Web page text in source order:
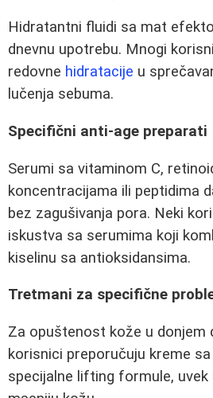
Hidratantni fluidi sa mat
dnevnu upotrebu. Mnogi
redovne hidratacije u
lučenja sebuma.
Specifični anti-age preparati
Serumi sa vitaminom C,
koncentracijama ili peptidima
bez zagušivanja pora. Neki
iskustva sa serumima koji
kiselinu sa antioksidansima.
Tretmani za specifične
Za opuštenost kože u donjem
korisnici preporučuju kreme
specijalne lifting formule, uvek